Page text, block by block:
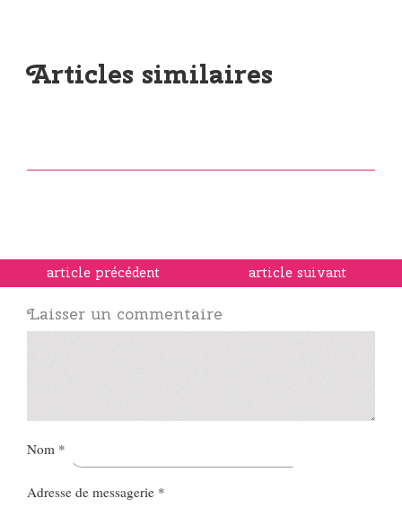
Articles similaires
article précédent article suivant
Laisser un commentaire
Nom *
Adresse de messagerie *